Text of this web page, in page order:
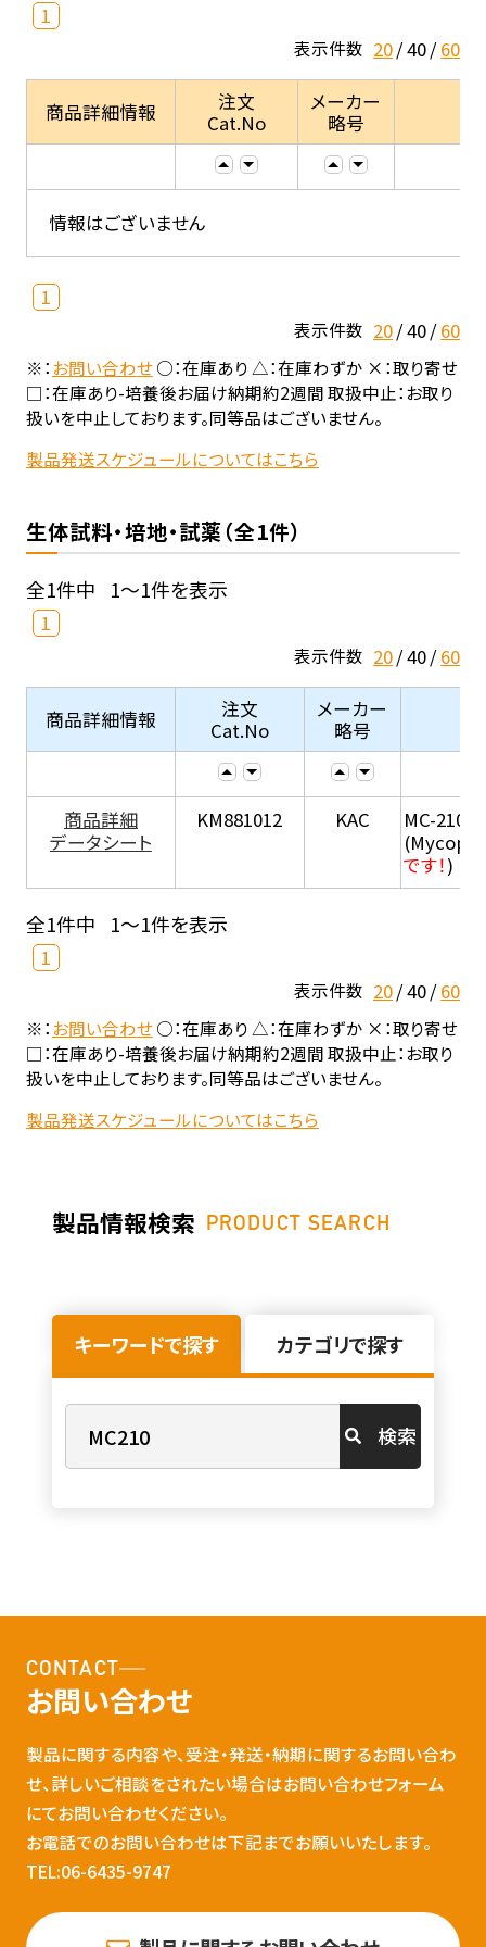
1
表示件数 20 40 60
商品詳細情報
注文
Cat.No
メーカー
略号
情報はございません
1
表示件数 20 40 60
※：お問い合わせ○：在庫あり △：在庫わずか ×：取り寄せ
□：在庫あり-培養後お届け納期約2週間 取扱中止：お取り
扱いを中止しております。同等品はございません。
製品発送スケジュールについてはこちら
生体試料・培地・試薬（全1件）
全1件中 1～1件を表示
1
表示件数 20 40 60
商品詳細情報
注文
Cat.No
メーカー
略号
商品詳細
データシート
KM881012 KAC
MC-210 (
です！)
全1件中 1～1件を表示
1
表示件数 20 40 60
※：お問い合わせ○：在庫あり △：在庫わずか ×：取り寄せ
□：在庫あり-培養後お届け納期約2週間 取扱中止：お取り
扱いを中止しております。同等品はございません。
製品発送スケジュールについてはこちら
製品情報検索 PRODUCT SEARCH
キーワードで探す カテゴリで探す
検索
CONTACT
お問い合わせ
製品に関する内容や、受注・発送・納期に関するお問い合わ
せ、詳しいご相談をされたい場合はお問い合わせフォーム
にてお問い合わせください。
お電話でのお問い合わせは下記までお願いいたします。
TEL:06-6435-9747